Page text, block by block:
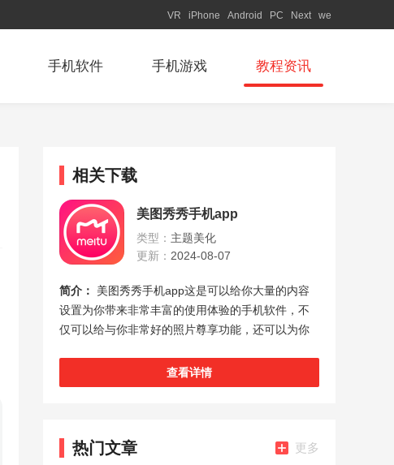
VR iPhone Android PC Next we
手机软件 手机游戏 教程资讯
相关下载
美图秀秀手机app
类型： 主题美化
更新： 2024-08-07
简介：
美图秀秀手机app这是可以给你大量的内容
设置为你带来非常丰富的使用体验的手机软件，不
仅可以给与你非常好的照片尊享功能，还可以为你
轻松的感受，让你在这可以自由轻松的去进行照片
尊享与设置，为你带来非常好非常有趣的感受
查看详情
热门文章 更多